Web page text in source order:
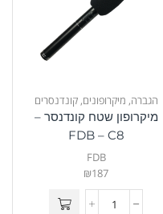
הגברה, מיקרופונים,קונדנסרים
מיקרופון שטח קונדנסר –
FDB – C8
FDB
₪187